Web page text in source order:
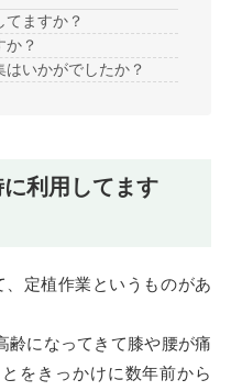
てますか？
か？
いかがでしたか？
に利用してます
定植作業というものがあ
齢になってきて膝や腰が痛
をきっかけに数年前から